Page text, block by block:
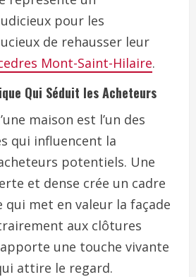
pour les
de rehausser leur
Mont-Saint-Hilaire.
Qui Séduit les Acheteurs
maison est l’un des
qui influencent la
potentiels. Une
et dense crée un cadre
qui met en valeur la façade
aux clôtures
une touche vivante
attire le regard.